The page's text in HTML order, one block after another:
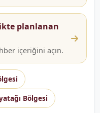
planlanan
içeriğini açın.
Bölgesi